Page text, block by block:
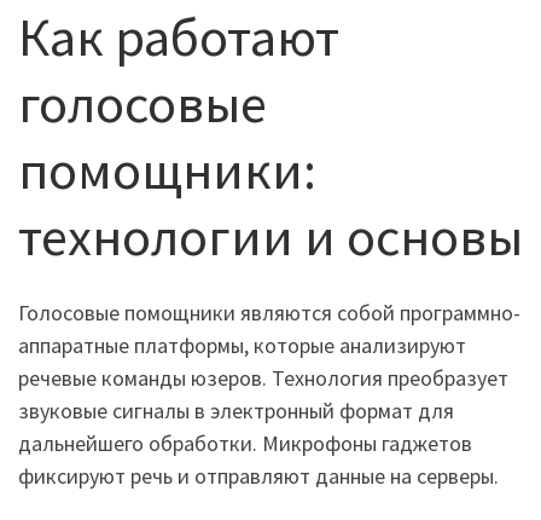
Как работают
голосовые
помощники:
технологии и основы
Голосовые помощники являются собой программно-
аппаратные платформы, которые анализируют
речевые команды юзеров. Технология преобразует
звуковые сигналы в электронный формат для
дальнейшего обработки. Микрофоны гаджетов
фиксируют речь и отправляют данные на серверы.